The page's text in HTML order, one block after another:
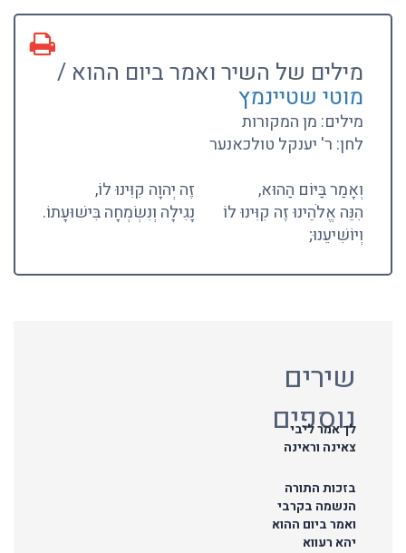
מילים של השיר ואמר ביום ההוא /
מוטי שטיינמץ
מילים: מן המקורות
לחן: ר' יענקל טולכאנער
וְאָמַר בַּיּוֹם הַהוּא,
הִנֵּה אֱלֹהֵינוּ זֶה קִוִּינוּ לוֹ
וְיוֹשִׁיעֵנוּ;
זֶה יְהוָה קִוִּינוּ לוֹ,
נָגִילָה וְנִשְׂמְחָה בִּישׁוּעָתוֹ.
שירים
נוספים
לך אמר ליבי
צאינה וראינה
בזכות התורה
הנשמה בקרבי
ואמר ביום ההוא
יהא רעווא